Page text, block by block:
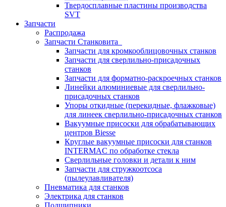
Твердосплавные пластины производства
SVT
Запчасти
Распродажа
Запчасти Станковита
Запчасти для кромкооблицовочных станков
Запчасти для сверлильно-присадочных
станков
Запчасти для форматно-раскроечных станков
Линейки алюминиевые для сверлильно-
присадочных станков
Упоры откидные (перекидные, флажковые)
для линеек сверлильно-присадочных станков
Вакуумные присоски для обрабатывающих
центров Biesse
Круглые вакуумные присоски для станков
INTERMAC по обработке стекла
Сверлильные головки и детали к ним
Запчасти для стружкоотсоса
(пылеулавливателя)
Пневматика для станков
Электрика для станков
Подшипники